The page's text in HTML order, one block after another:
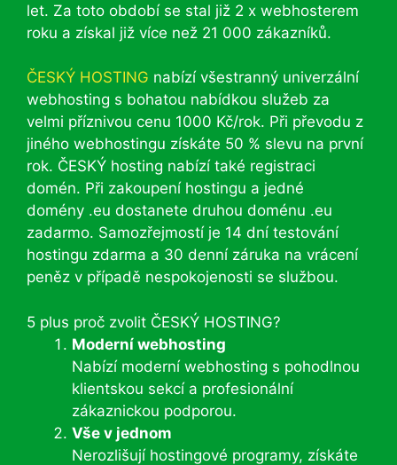
let. Za toto období se stal již 2 x webhosterem
roku a získal již více než 21 000 zákazníků.
ČESKÝ HOSTING nabízí všestranný univerzální
webhosting s bohatou nabídkou služeb za
velmi příznivou cenu 1000 Kč/rok. Při převodu z
jiného webhostingu získáte 50 % slevu na první
rok. ČESKÝ hosting nabízí také registraci
domén. Při zakoupení hostingu a jedné
domény .eu dostanete druhou doménu .eu
zadarmo. Samozřejmostí je 14 dní testování
hostingu zdarma a 30 denní záruka na vrácení
peněz v případě nespokojenosti se službou.
5 plus proč zvolit ČESKÝ HOSTING?
Moderní webhosting
Nabízí moderní webhosting s pohodlnou
klientskou sekcí a profesionální
zákaznickou podporou.
Vše v jednom
Nerozlišují hostingové programy, získáte